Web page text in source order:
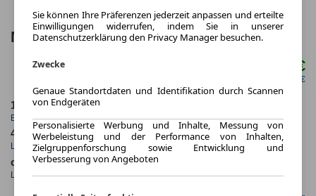
MINI 3-Türer JCW Trim Paket M
395,00 €
netto mtl. 331,93 €
1.2025
Erstzulassung Jahrliche Fahrleistung
48 Monate
Laufzeit
9 km
Kilometerstand
ca. 150 kW (203 PS)
Leistung Kraftstoff
Sie können Ihre Präferenzen jederzeit anpassen und erteilte
Einwilligungen widerrufen, indem Sie in unserer
Datenschutzerklärung den Privacy Manager besuchen.
Zwecke
Genaue Standortdaten und Identifikation durch Scannen
von Endgeräten
Personalisierte Werbung und Inhalte, Messung von
Werbeleistung und der Performance von Inhalten,
Zielgruppenforschung sowie Entwicklung und
Verbesserung von Angeboten